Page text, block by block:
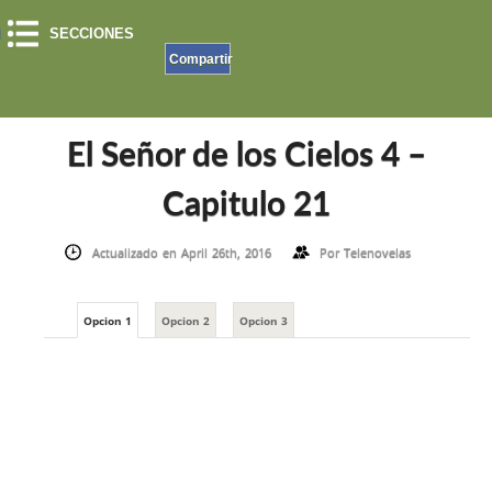
SECCIONES
Compartir
EL SEÑOR DE LOS CIELOS»EL SEÑOR DE LOS CIELOS 4
El Señor de los Cielos 4 –
Capitulo 21
Actualizado en April 26th, 2016 PorTelenovelas
Opcion 1 Opcion 2 Opcion 3